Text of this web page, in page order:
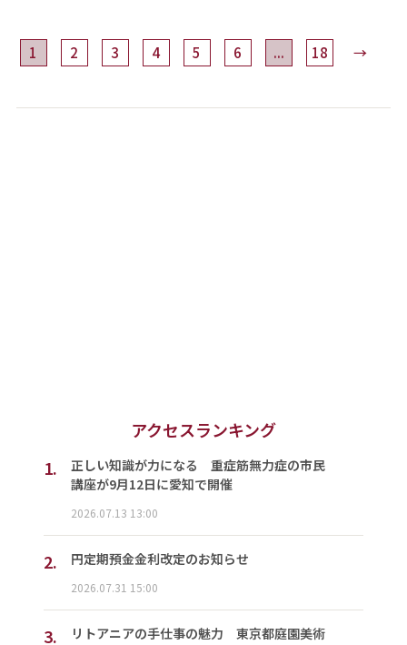
1 2 3 4 5 6 ... 18 →
アクセスランキング
1.
正しい知識が力になる 重症筋無力症の市民
講座が9月12日に愛知で開催
2026.07.13 13:00
2. 円定期預金金利改定のお知らせ
2026.07.31 15:00
3.
リトアニアの手仕事の魅力 東京都庭園美術